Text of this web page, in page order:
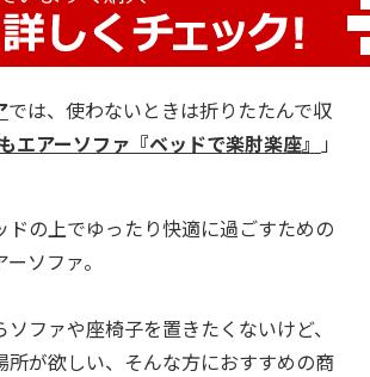
では、使わないときは折りたたんで収
エアーソファ『ベッドで楽肘楽座』 」
の上でゆったり快適に過ごすための
ソファ。
ファや座椅子を置きたくないけど、
所が欲しい、そんな方におすすめの商